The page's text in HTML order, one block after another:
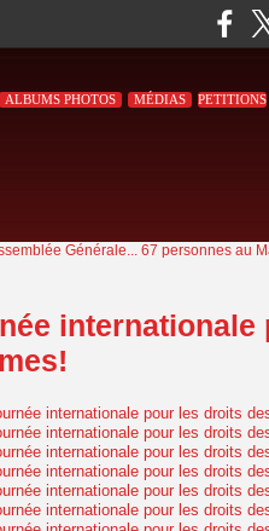
ALBUMS PHOTOS MÉDIAS PETITIONS
Générale... 67 personnes au
internationale